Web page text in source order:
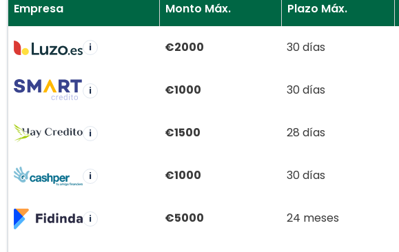
Empresa Monto Máx. Plazo Máx.
i €2000 30 días
i €1000 30 días
i €1500 28 días
i €1000 30 días
i €5000 24 meses